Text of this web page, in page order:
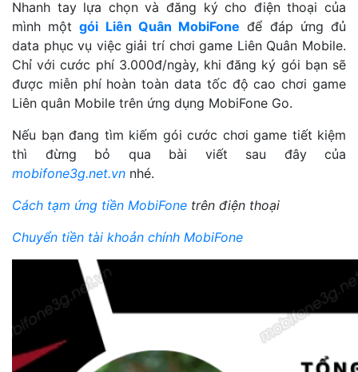
Nhanh tay lựa chọn và đăng ký cho điện thoại của
mình mộtgói Liên Quân MobiFone để đáp ứng đủ
data phục vụ việc giải trí chơi game Liên Quân Mobile.
Chỉ với cước phí 3.000đ/ngày, khi đăng ký gói bạn sẽ
được miễn phí hoàn toàn data tốc độ cao chơi game
Liên quân Mobile trên ứng dụng MobiFone Go.
Nếu bạn đang tìm kiếm gói cước chơi game tiết kiệm
thì đừng bỏ qua bài viết sau đây của
mobifone3g.net.vn nhé.
Cách tạm ứng tiền MobiFone trên điện thoại
Chuyển tiền tài khoản chính MobiFone